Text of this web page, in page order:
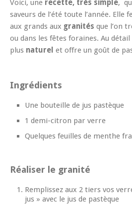
Voici, une recette, très simple,
saveurs de l’été toute l’année.
aux grands aux granités que l’on
ou dans les fêtes foraines. Au
plus naturel et offre un goût de
Ingrédients
Une bouteille de jus pastèque
1 demi-citron par verre
Quelques feuilles de menthe
Réaliser le granité
Remplissez aux 2 tiers vos
jus » avec le jus de pastèque